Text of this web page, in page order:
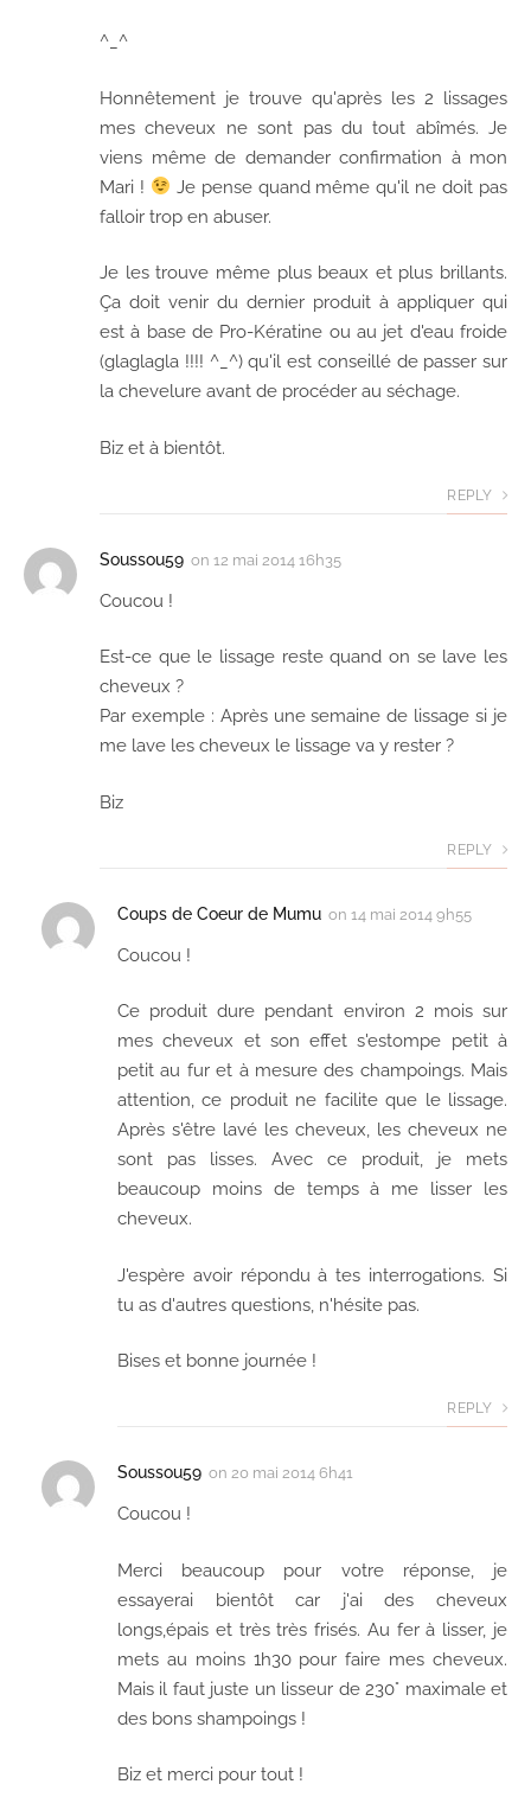
^_^
Honnêtement je trouve qu'après les 2 lissages
mes cheveux ne sont pas du tout abîmés. Je
viens même de demander confirmation à mon
Mari !
Je pense quand même qu'il ne doit pas
falloir trop en abuser.
Je les trouve même plus beaux et plus brillants.
Ça doit venir du dernier produit à appliquer qui
est à base de Pro-Kératine ou au jet d'eau froide
(glaglagla !!!! ^_^) qu'il est conseillé de passer sur
la chevelure avant de procéder au séchage.
Biz et à bientôt.
REPLY
Soussou59 on 12 mai 2014 16h35
Coucou !
Est-ce que le lissage reste quand on se lave les
cheveux ?
Par exemple : Après une semaine de lissage si je
me lave les cheveux le lissage va y rester ?
Biz
REPLY
Coups de Coeur de Mumu on 14 mai 2014 9h55
Coucou !
Ce produit dure pendant environ 2 mois sur
mes cheveux et son effet s'estompe petit à
petit au fur et à mesure des champoings. Mais
attention, ce produit ne facilite que le lissage.
Après s'être lavé les cheveux, les cheveux ne
sont pas lisses. Avec ce produit, je mets
beaucoup moins de temps à me lisser les
cheveux.
J'espère avoir répondu à tes interrogations. Si
tu as d'autres questions, n'hésite pas.
Bises et bonne journée !
REPLY
Soussou59 on 20 mai 2014 6h41
Coucou !
Merci beaucoup pour votre réponse, je
essayerai bientôt car j'ai des cheveux
longs,épais et très très frisés. Au fer à lisser, je
mets au moins 1h30 pour faire mes cheveux.
Mais il faut juste un lisseur de 230° maximale et
des bons shampoings !
Biz et merci pour tout !